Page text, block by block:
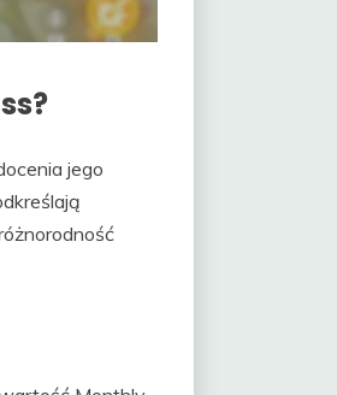
jego